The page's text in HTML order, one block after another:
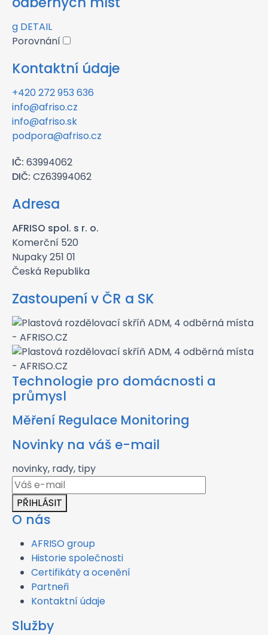
g DETAIL
Porovnání
Kontaktní údaje
+420 272 953 636
info@afriso.cz
info@afriso.sk
podpora@afriso.cz
IČ: 63994062
DIČ: CZ63994062
Adresa
AFRISO spol. s r. o.
Komerční 520
Nupaky 251 01
Česká Republika
Zastoupení v ČR a SK
Technologie pro domácnosti a
průmysl
Měření Regulace Monitoring
Novinky na váš e-mail
novinky, rady, tipy
PŘIHLÁSIT
O nás
AFRISO group
Historie společnosti
Certifikáty a ocenění
Partneři
Kontaktní údaje
Služby